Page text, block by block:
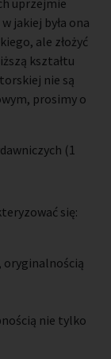
uprzejmie
jakiej była ona
ale złożyć
kształtu
nie są
prosimy o
(1
się:
oryginalnością
nie tylko